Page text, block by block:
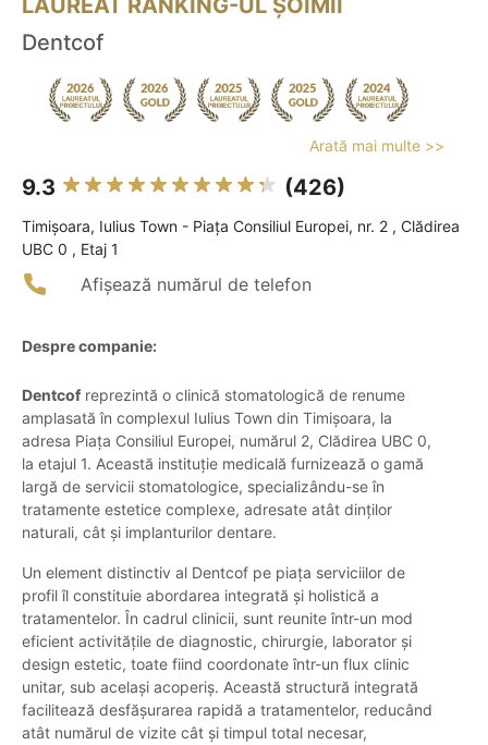
LAUREAT RANKING-UL ȘOIMII
Dentcof
Arată mai multe >>
9.3 (426)
Timişoara, Iulius Town - Piața Consiliul Europei, nr. 2 , Clădirea
UBC 0 , Etaj 1
Afișează numărul de telefon
Despre companie:
Dentcof reprezintă o clinică stomatologică de renume
amplasată în complexul Iulius Town din Timișoara, la
adresa Piața Consiliul Europei, numărul 2, Clădirea UBC 0,
la etajul 1. Această instituție medicală furnizează o gamă
largă de servicii stomatologice, specializându-se în
tratamente estetice complexe, adresate atât dinților
naturali, cât și implanturilor dentare.
Un element distinctiv al Dentcof pe piața serviciilor de
profil îl constituie abordarea integrată și holistică a
tratamentelor. În cadrul clinicii, sunt reunite într-un mod
eficient activitățile de diagnostic, chirurgie, laborator și
design estetic, toate fiind coordonate într-un flux clinic
unitar, sub același acoperiș. Această structură integrată
facilitează desfășurarea rapidă a tratamentelor, reducând
atât numărul de vizite cât și timpul total necesar,